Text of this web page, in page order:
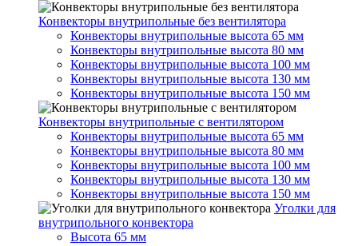
Конвекторы внутрипольные без вентилятора
Конвекторы внутрипольные высота 65 мм
Конвекторы внутрипольные высота 80 мм
Конвекторы внутрипольные высота 100 мм
Конвекторы внутрипольные высота 130 мм
Конвекторы внутрипольные высота 150 мм
Конвекторы внутрипольные с вентилятором
Конвекторы внутрипольные высота 65 мм
Конвекторы внутрипольные высота 80 мм
Конвекторы внутрипольные высота 100 мм
Конвекторы внутрипольные высота 130 мм
Конвекторы внутрипольные высота 150 мм
Уголки для
внутрипольного конвектора
Высота 65 мм